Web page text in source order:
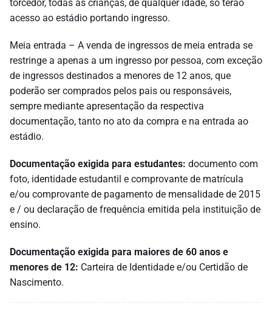
torcedor, todas as crianças, de qualquer idade, só terão
acesso ao estádio portando ingresso.
Meia entrada – A venda de ingressos de meia entrada se
restringe a apenas a um ingresso por pessoa, com exceção
de ingressos destinados a menores de 12 anos, que
poderão ser comprados pelos pais ou responsáveis,
sempre mediante apresentação da respectiva
documentação, tanto no ato da compra e na entrada ao
estádio.
Documentação exigida para estudantes: documento com
foto, identidade estudantil e comprovante de matrícula
e/ou comprovante de pagamento de mensalidade de 2015
e / ou declaração de frequência emitida pela instituição de
ensino.
Documentação exigida para maiores de 60 anos e
menores de 12: Carteira de Identidade e/ou Certidão de
Nascimento.